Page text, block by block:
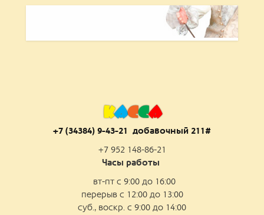
КАССА
+7 (34384) 9-43-21 добавочный 211#
+7 952 148-86-21
Часы работы
вт-пт с 9:00 до 16:00
перерыв с 12:00 до 13:00
суб., воскр. с 9:00 до 14:00